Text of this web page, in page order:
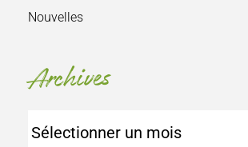
Nouvelles
Archives